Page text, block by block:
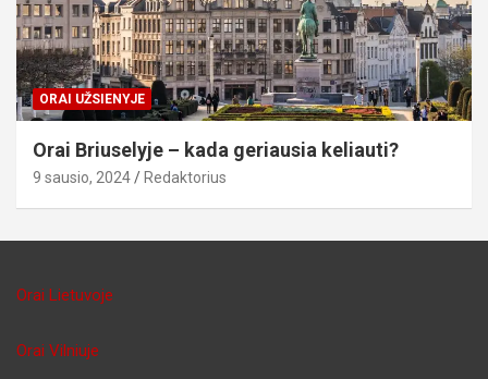
ORAI UŽSIENYJE
Orai Briuselyje – kada geriausia keliauti?
9 sausio, 2024 Redaktorius
Orai Lietuvoje
Orai Vilniuje